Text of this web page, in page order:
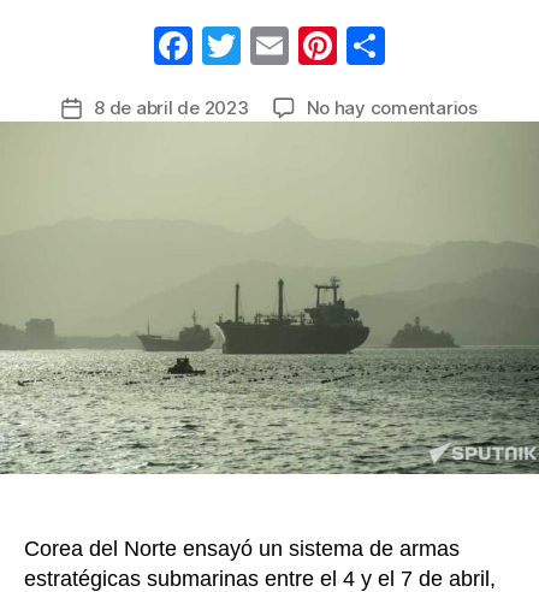
F
c
k
T
itt
E
ail
Pi
er m
Fecha8 de abril de 2023 No hay comentariosen
de
armas
Corea del Norte ensayó un sistema de armas
estratégicas submarinas entre el 4 y el 7 de abril,